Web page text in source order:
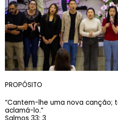
PROPÓSITO
“Cantem-lhe uma nova canção;
aclamá-lo.”